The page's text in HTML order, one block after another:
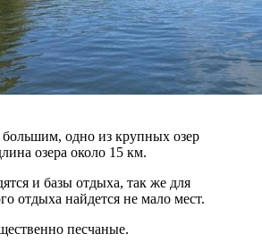
большим, одно из крупных озер
озера около 15 км.
и базы отдыха, так же для
отдыха найдется не мало мест.
песчаные.